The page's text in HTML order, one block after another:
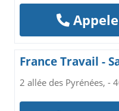
France Travail -
2 allée des Pyrénées, -